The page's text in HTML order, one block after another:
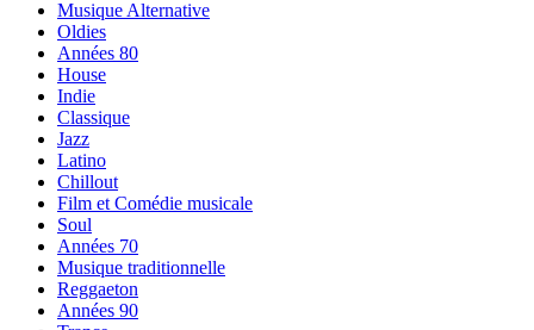
Musique Alternative
Oldies
Années 80
House
Indie
Classique
Jazz
Latino
Chillout
Film et Comédie musicale
Soul
Années 70
Musique traditionnelle
Reggaeton
Années 90